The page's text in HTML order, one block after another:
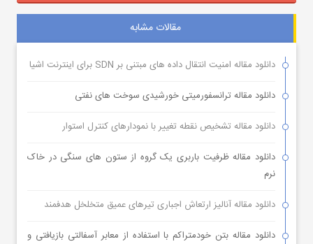
مقالات مشابه
دانلود مقاله امنیت انتقال داده های مبتنی بر SDN برای اینترنت اشیا
دانلود مقاله ترانسفورمیتی خورشیدی سوخت های نفتی
دانلود مقاله تشخیص نقطه تغییر با نمودارهای کنترل استوار
دانلود مقاله ظرفیت باربری یک گروه از ستون های سنگی در خاک
نرم
دانلود مقاله آنالیز ارتعاش اجباری تیرهای عمیق متخلخل هدفمند
دانلود مقاله بتن خودمتراکم با استفاده از معابر آسفالتی بازیافتی و